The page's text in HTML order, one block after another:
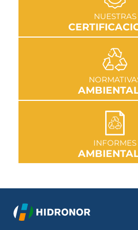
NUESTRAS
IR A SECCIÓN
IR A SECCIÓN
INFORMES
IR A SECCIÓN